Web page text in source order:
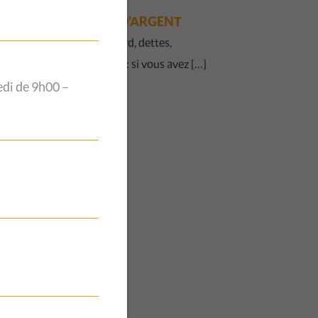
D'ARGENT
Factures en retard, dettes,
surendettement : si vous avez […]
de 9h00 –